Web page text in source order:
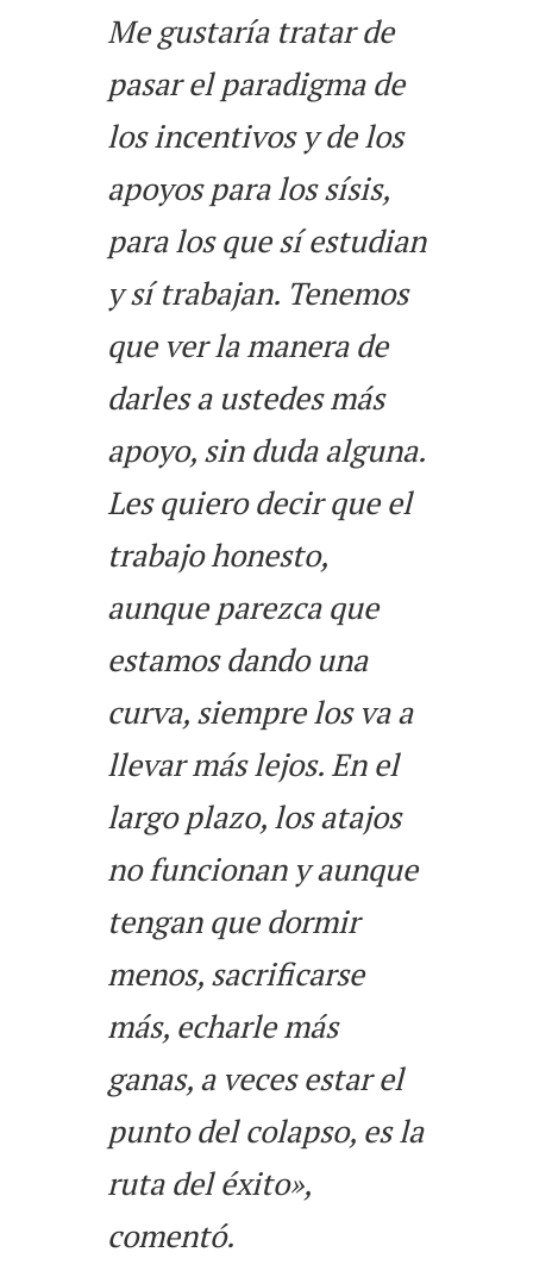
Me gustaría tratar de
pasar el paradigma de
los incentivos y de los
apoyos para los sísis,
para los que sí estudian
y sí trabajan. Tenemos
que ver la manera de
darles a ustedes más
apoyo, sin duda alguna.
Les quiero decir que el
trabajo honesto,
aunque parezca que
estamos dando una
curva, siempre los va a
llevar más lejos. En el
largo plazo, los atajos
no funcionan y aunque
tengan que dormir
menos, sacrificarse
más, echarle más
ganas, a veces estar el
punto del colapso, es la
ruta del éxito»,
comentó.